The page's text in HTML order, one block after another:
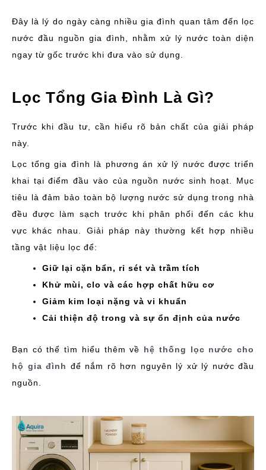
Đây là lý do ngày càng nhiều gia đình quan tâm đến lọc
nước đầu nguồn gia đình, nhằm xử lý nước toàn diện
ngay từ gốc trước khi đưa vào sử dụng.
Lọc Tổng Gia Đình Là Gì?
Trước khi đầu tư, cần hiểu rõ bản chất của giải pháp
này.
Lọc tổng gia đình là phương án xử lý nước được triển
khai tại điểm đầu vào của nguồn nước sinh hoạt. Mục
tiêu là đảm bảo toàn bộ lượng nước sử dụng trong nhà
đều được làm sạch trước khi phân phối đến các khu
vực khác nhau. Giải pháp này thường kết hợp nhiều
tầng vật liệu lọc để:
Giữ lại cặn bẩn, rỉ sét và trầm tích
Khử mùi, clo và các hợp chất hữu cơ
Giảm kim loại nặng và vi khuẩn
Cải thiện độ trong và sự ổn định của nước
Bạn có thể tìm hiểu thêm về hệ thống lọc nước cho
hộ gia đình để nắm rõ hơn nguyên lý xử lý nước đầu
nguồn.